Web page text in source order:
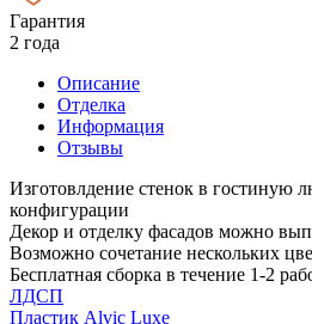
Гарантия
2 года
Описание
Отделка
Информация
Отзывы
Изготовлдение стенок в гостиную
конфигурации
Декор и отделку фасадов можно
Возможно сочетание нескольких
Бесплатная сборка в течение 1-2
ЛДСП
Пластик Alvic Luxe